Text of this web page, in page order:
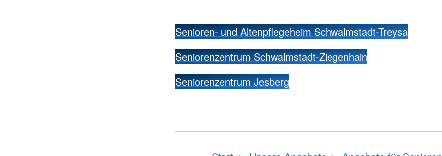
Senioren- und Altenpflegeheim Schwalmstadt-Treysa
Seniorenzentrum Schwalmstadt-Ziegenhain
Seniorenzentrum Jesberg